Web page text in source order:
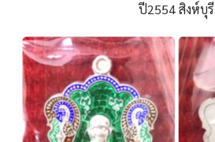
ปี2554 สิงห์บุรี